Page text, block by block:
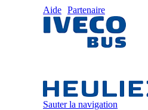
Aide Partenaire
Sauter la navigation